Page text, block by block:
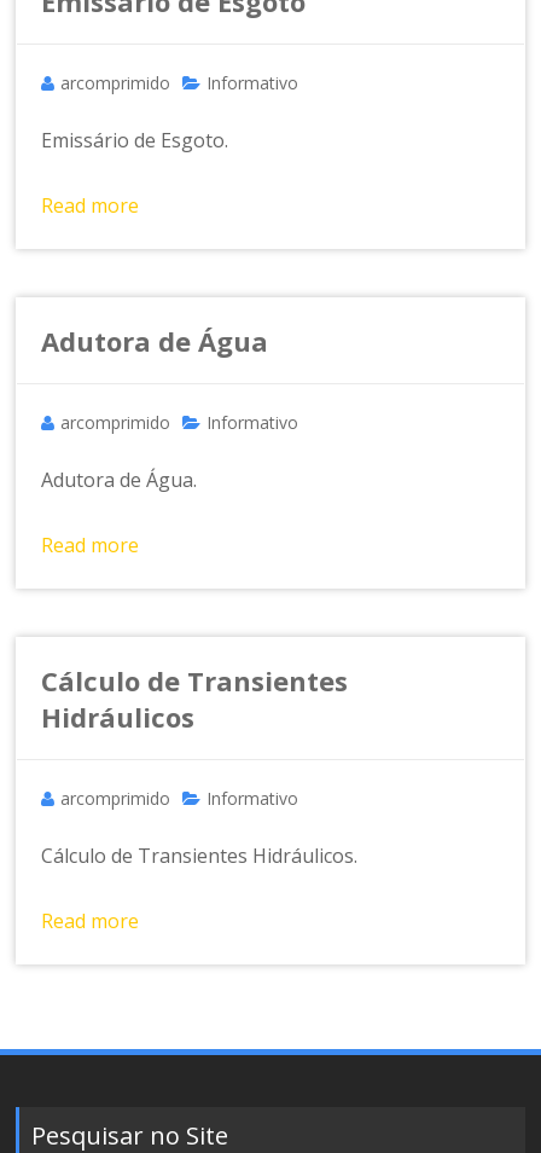
n
o
e
r
C
o
m
ri
m
id
o
arcomprimido Informativo
Emissário de Esgoto.
Read more
Adutora de Água
arcomprimido Informativo
Adutora de Água.
Read more
Cálculo de Transientes
Hidráulicos
arcomprimido Informativo
Cálculo de Transientes Hidráulicos.
Read more
Pesquisar no Site